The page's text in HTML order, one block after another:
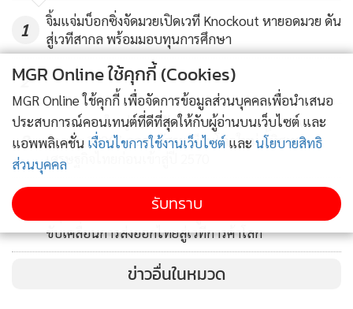
1
จิ้มแจ่มบ็อกซิ่งจัดมวยเปิดเวที Knockout หายอดมวย ดัน
สู่เวทีสากล พร้อมมอบทุนการศึกษา
2
3
สองสมาคมใหญ่จับมือจัด “The Leadership Survival
Forum 2026” ถอดรหัสระเบียบโลกใหม่ ชี้ทิศทาง
เศรษฐกิจไทยก่อนเข้าสู่ปี 2570
4
นายกรัฐมนตรีเป็นประธานมอบรางวัล Prime Minister’s
Export Award 2026 ยกย่องผู้ประกอบการไทยต้นแบบ
ขับเคลื่อนการส่งออกไทยสู่เวทีการค้าโลก
ข่าวอื่นในหมวด
MGR Online ใช้คุกกี้ (Cookies)
MGR Online ใช้คุกกี้ เพื่อจัดการข้อมูลส่วนบุคคลเพื่อนำเสนอ
ประสบการณ์คอนเทนต์ที่ดีที่สุดให้กับผู้อ่านบนเว็บไซต์ และ
แอพพลิเคชั่น เงื่อนไขการใช้งานเว็บไซต์ และ นโยบายสิทธิ
ส่วนบุคคล
รับทราบ